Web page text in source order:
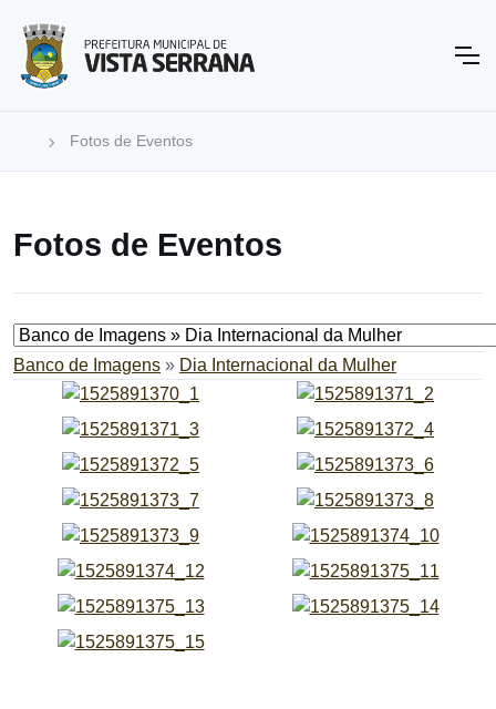
Fotos de Eventos
Fotos de Eventos
Banco de Imagens » Dia Internacional da Mulher